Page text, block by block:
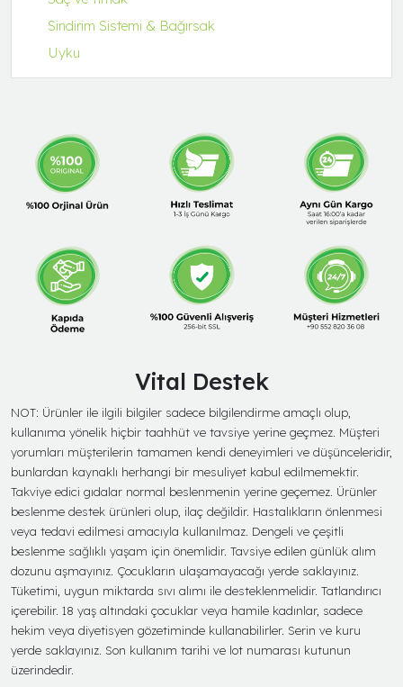
Sindirim Sistemi & Bağırsak
Uyku
Vital Destek
NOT: Ürünler ile ilgili bilgiler sadece bilgilendirme amaçlı olup,
kullanıma yönelik hiçbir taahhüt ve tavsiye yerine geçmez. Müşteri
yorumları müşterilerin tamamen kendi deneyimleri ve düşünceleridir,
bunlardan kaynaklı herhangi bir mesuliyet kabul edilmemektir.
Takviye edici gıdalar normal beslenmenin yerine geçemez. Ürünler
beslenme destek ürünleri olup, ilaç değildir. Hastalıkların önlenmesi
veya tedavi edilmesi amacıyla kullanılmaz. Dengeli ve çeşitli
beslenme sağlıklı yaşam için önemlidir. Tavsiye edilen günlük alım
dozunu aşmayınız. Çocukların ulaşamayacağı yerde saklayınız.
Tüketimi, uygun miktarda sıvı alımı ile desteklenmelidir. Tatlandırıcı
içerebilir. 18 yaş altındaki çocuklar veya hamile kadınlar, sadece
hekim veya diyetisyen gözetiminde kullanabilirler. Serin ve kuru
yerde saklayınız. Son kullanım tarihi ve lot numarası kutunun
üzerindedir.